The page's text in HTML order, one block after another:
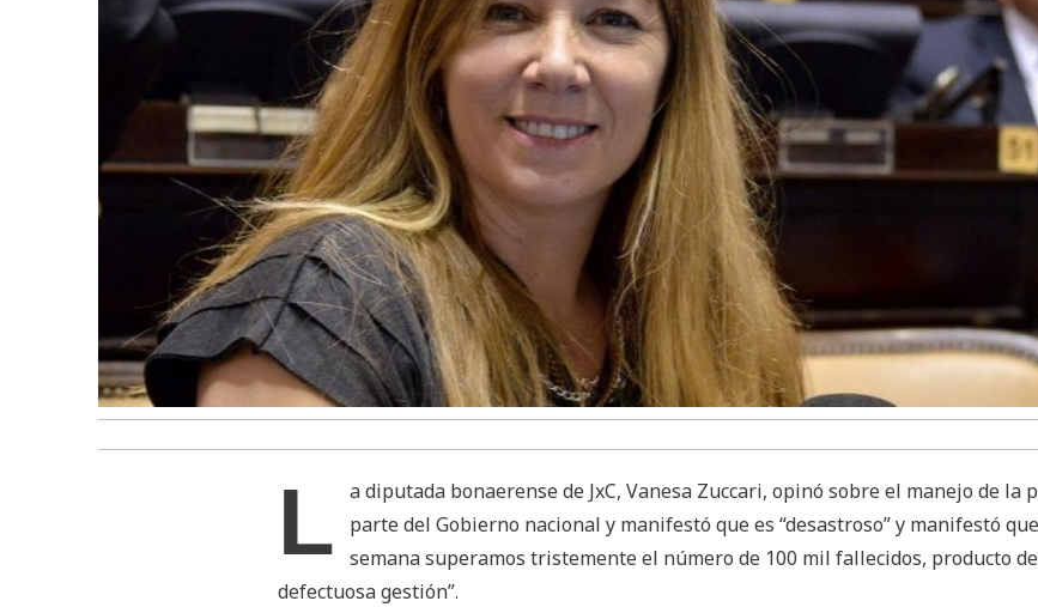
L
a diputada bonaerense de JxC, Vanesa Zuccari, opinó sobre el manejo de la
parte del Gobierno nacional y manifestó que es “desastroso” y manifestó
semana superamos tristemente el número de 100 mil fallecidos, producto
defectuosa gestión”.